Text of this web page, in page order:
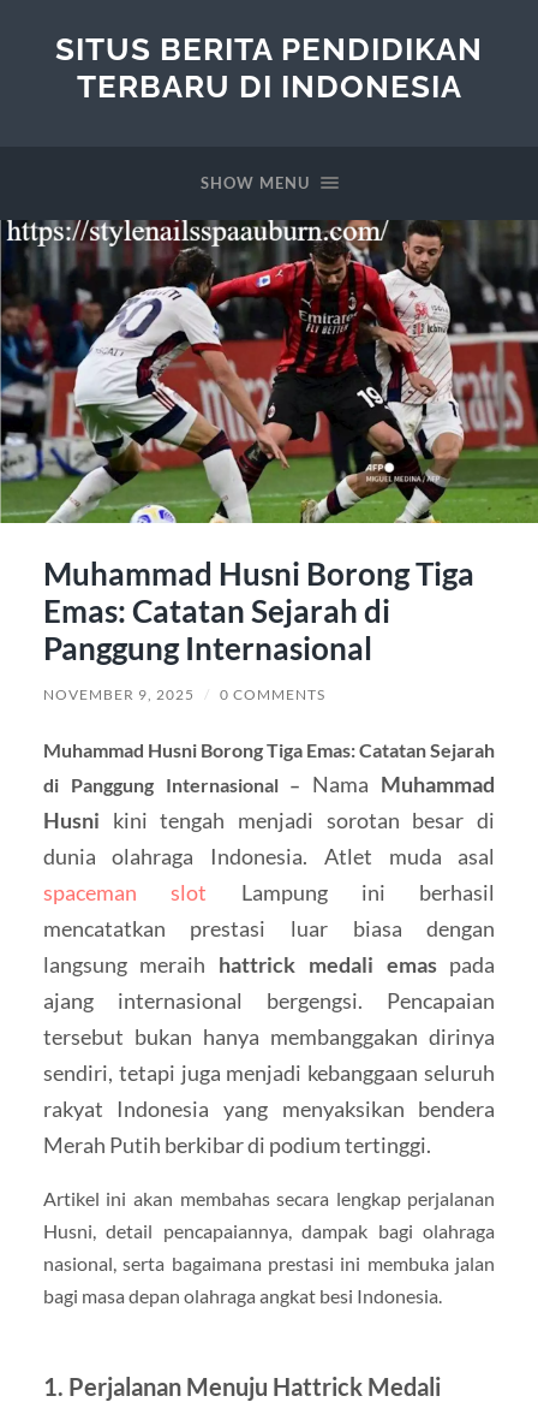
SITUS BERITA PENDIDIKAN
TERBARU DI INDONESIA
SHOW MENU
Muhammad Husni Borong Tiga
Emas: Catatan Sejarah di
Panggung Internasional
NOVEMBER 9, 2025 / 0 COMMENTS
Muhammad Husni Borong Tiga Emas: Catatan Sejarah
di Panggung Internasional – Nama Muhammad
Husni kini tengah menjadi sorotan besar di
dunia olahraga Indonesia. Atlet muda asal
spaceman slot Lampung ini berhasil
mencatatkan prestasi luar biasa dengan
langsung meraih hattrick medali emaspada
ajang internasional bergengsi. Pencapaian
tersebut bukan hanya membanggakan dirinya
sendiri, tetapi juga menjadi kebanggaan seluruh
rakyat Indonesia yang menyaksikan bendera
Merah Putih berkibar di podium tertinggi.
Artikel ini akan membahas secara lengkap perjalanan
Husni, detail pencapaiannya, dampak bagi olahraga
nasional, serta bagaimana prestasi ini membuka jalan
bagi masa depan olahraga angkat besi Indonesia.
1. Perjalanan Menuju Hattrick Medali